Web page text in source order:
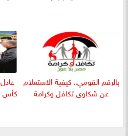
بالرقم القومي.. كيفية الاستعلام
عن شكاوى تكافل وكرامة
كأس